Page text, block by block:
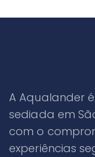
A Aqualander
sediada em
com o
experiências